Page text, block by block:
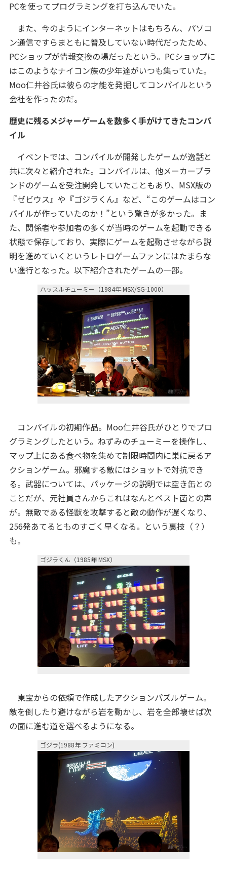
PCを使ってプログラミングを打ち込んでいた。
また、今のようにインターネットはもちろん、パソコ
ン通信ですらまともに普及していない時代だったため、
PCショップが情報交換の場だったという。PCショップに
はこのようなナイコン族の少年達がいつも集っていた。
Moo仁井谷氏は彼らの才能を発掘してコンパイルという
会社を作ったのだ。
歴史に残るメジャーゲームを数多く手がけてきたコンパ
イル
イベントでは、コンパイルが開発したゲームが逸話と
共に次々と紹介された。コンパイルは、他メーカーブラ
ンドのゲームを受注開発していたこともあり、MSX版の
『ゼビウス』や『ゴジラくん』など、“このゲームはコン
パイルが作っていたのか！”という驚きが多かった。ま
た、関係者や参加者の多くが当時のゲームを起動できる
状態で保存しており、実際にゲームを起動させながら説
明を進めていくというレトロゲームファンにはたまらな
い進行となった。以下紹介されたゲームの一部。
ハッスルチューミー（1984年 MSX/SG-1000）
コンパイルの初期作品。Moo仁井谷氏がひとりでプロ
グラミングしたという。ねずみのチューミーを操作し、
マップ上にある食べ物を集めて制限時間内に巣に戻るア
クションゲーム。邪魔する敵にはショットで対抗でき
る。武器については、パッケージの説明では空き缶との
ことだが、元社員さんからこれはなんとペスト菌との声
が。無敵である怪獣を攻撃すると敵の動作が遅くなり、
256発あてるとものすごく早くなる。という裏技（？）
も。
ゴジラくん（1985年 MSX）
東宝からの依頼で作成したアクションパズルゲーム。
敵を倒したり避けながら岩を動かし、岩を全部壊せば次
の面に進む道を選べるようになる。
ゴジラ(1988年 ファミコン)